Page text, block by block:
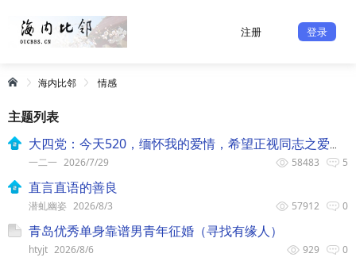
注册 登录
海内比邻 情感
主题列表
5
58483
一二一 2026/7/29
直言直语的善良
0
57912
潜虬幽姿 2026/8/3
青岛优秀单身靠谱男青年征婚（寻找有缘人）
0
929
htyjt 2026/8/6